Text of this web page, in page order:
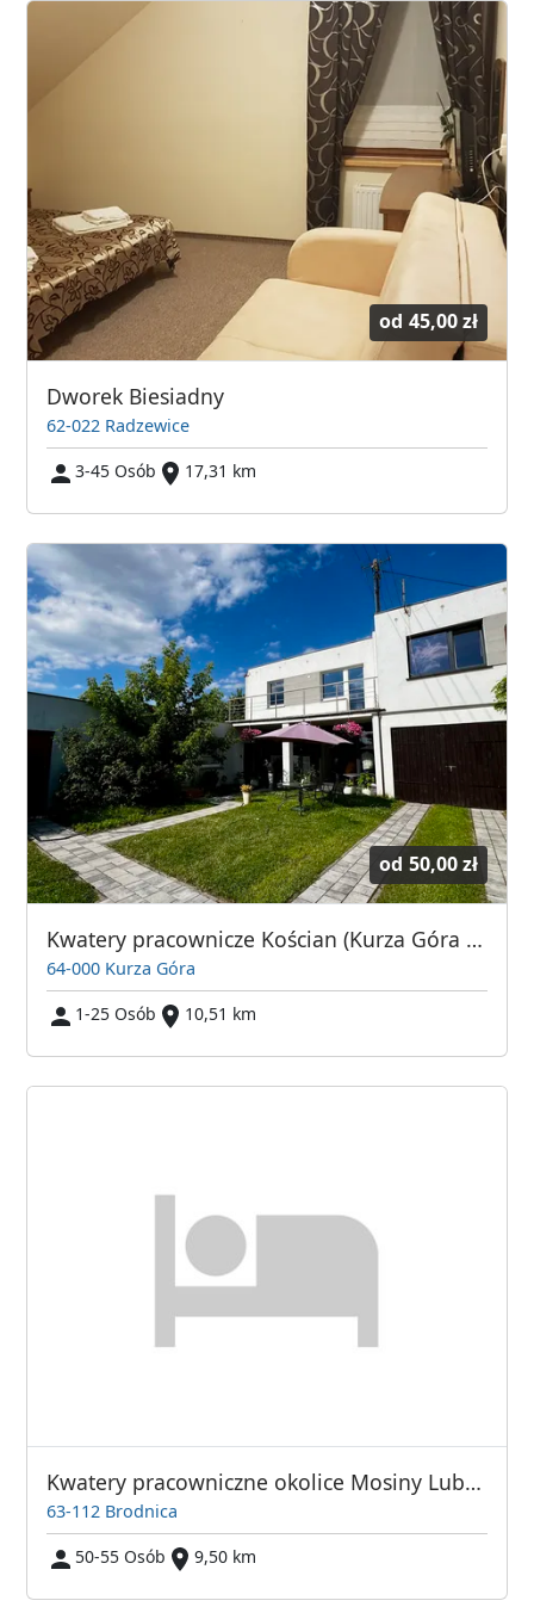
od 45,00 zł
Dworek Biesiadny
62-022 Radzewice
3-45 Osób
17,31 km
od 50,00 zł
Kwatery pracownicze Kościan (Kurza Góra Pod Lasem)
64-000 Kurza Góra
1-25 Osób
10,51 km
Kwatery pracowniczne okolice Mosiny Lubonia Śrem
63-112 Brodnica
50-55 Osób
9,50 km